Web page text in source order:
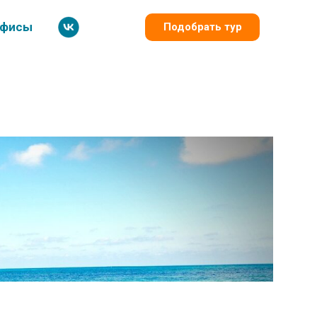
Подобрать тур